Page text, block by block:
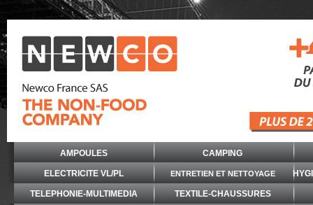
AMPOULES CAMPING
ELECTRICITE VL/PL ENTRETIEN ET NETTOYAGE
TELEPHONIE-MULTIMEDIA TEXTILE-CHAUSSURES